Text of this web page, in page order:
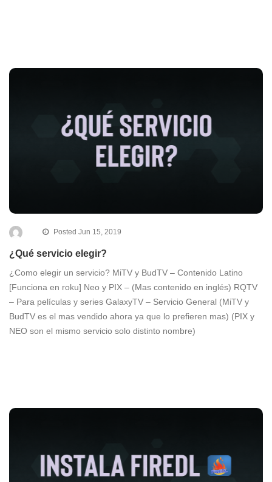
Posted Jun 15, 2019
¿Qué servicio elegir?
¿Como elegir un servicio? MiTV y BudTV – Contenido Latino
[Funciona en roku] Neo y PIX – (Mas contenido en inglés) RQTV
– Para películas y series GalaxyTV – Servicio General (MiTV y
BudTV es el mas vendido ahora ya que lo prefieren mas) (PIX y
NEO son el mismo servicio solo distinto nombre)